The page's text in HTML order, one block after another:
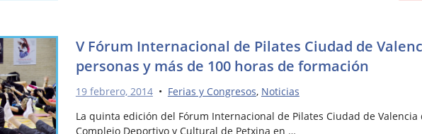
V Fórum Internacional de Pilates Ciudad de
personas y más de 100 horas de formación
19 febrero, 2014• Ferias y Congresos, Noticias
La quinta edición del Fórum Internacional de Pilates Ciudad de Valencia
Complejo Deportivo y Cultural de Petxina en …